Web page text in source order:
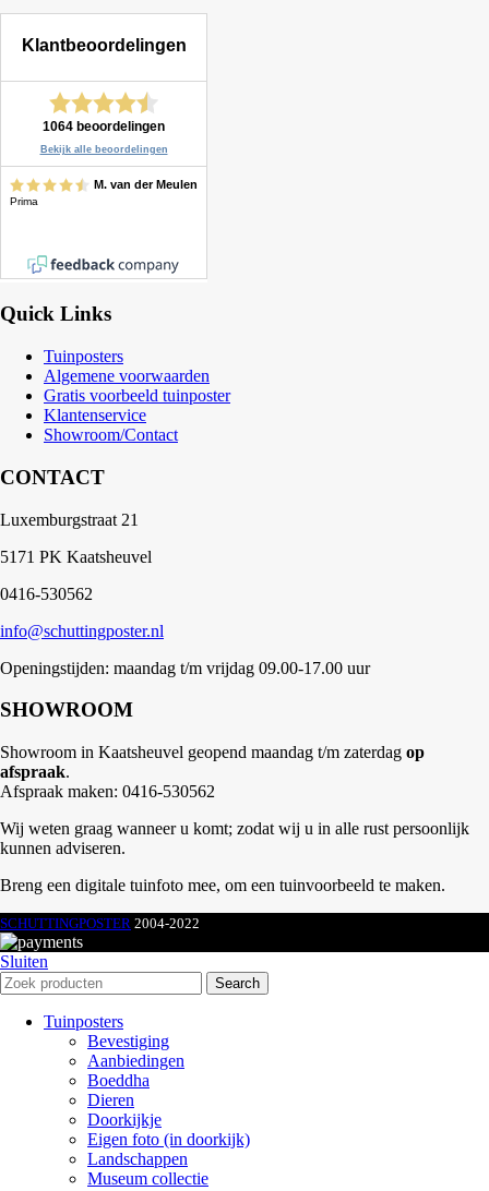
Quick Links
Tuinposters
Algemene voorwaarden
Gratis voorbeeld tuinposter
Klantenservice
Showroom/Contact
CONTACT
Luxemburgstraat 21
5171 PK Kaatsheuvel
0416-530562
info@schuttingposter.nl
Openingstijden: maandag t/m vrijdag 09.00-17.00 uur
SHOWROOM
Showroom in Kaatsheuvel geopend maandag t/m zaterdag op
afspraak.
Afspraak maken: 0416-530562
Wij weten graag wanneer u komt; zodat wij u in alle rust persoonlijk
kunnen adviseren.
Breng een digitale tuinfoto mee, om een tuinvoorbeeld te maken.
SCHUTTINGPOSTER 2004-2022
Sluiten
Search
Tuinposters
Bevestiging
Aanbiedingen
Boeddha
Dieren
Doorkijkje
Eigen foto (in doorkijk)
Landschappen
Museum collectie